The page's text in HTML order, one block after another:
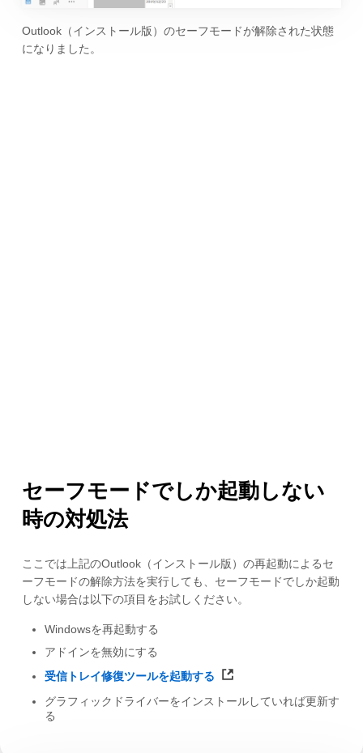
Outlook（インストール版）のセーフモードが解除された状態
になりました。
セーフモードでしか起動しない
時の対処法
ここでは上記のOutlook（インストール版）の再起動によるセ
ーフモードの解除方法を実行しても、セーフモードでしか起動
しない場合は以下の項目をお試しください。
Windowsを再起動する
アドインを無効にする
受信トレイ修復ツールを起動する
グラフィックドライバーをインストールしていれば更新す
る